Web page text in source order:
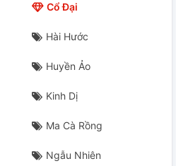
Cổ Đại
Hài Hước
Huyền Ảo
Kinh Dị
Ma Cà Rồng
Ngẫu Nhiên